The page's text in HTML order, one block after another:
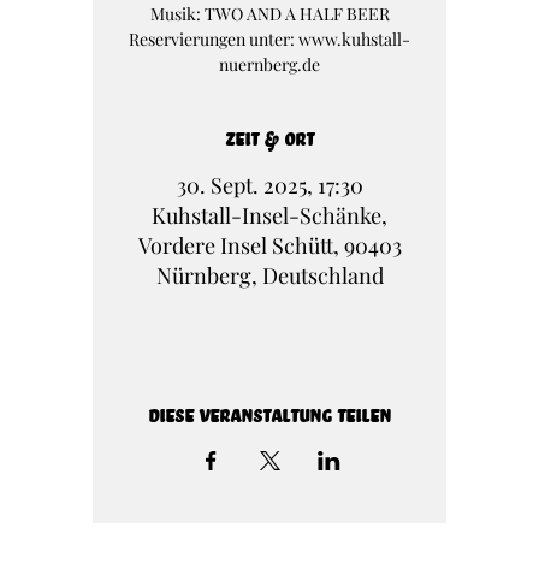
Musik: TWO AND A HALF BEER
Reservierungen unter: www.kuhstall-
nuernberg.de
Zeit & Ort
30. Sept. 2025, 17:30
Kuhstall-Insel-Schänke,
Vordere Insel Schütt, 90403
Nürnberg, Deutschland
Diese Veranstaltung teilen